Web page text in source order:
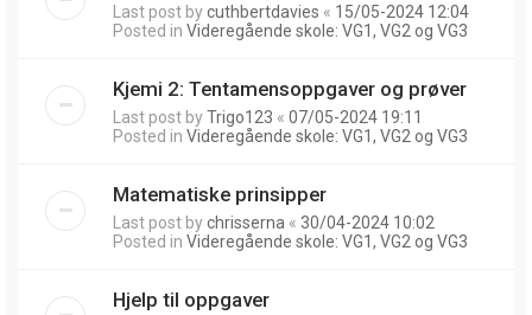
Last post bycuthbertdavies « 15/05-2024 12:04
Posted in Videregående skole: VG1, VG2 og VG3
Kjemi 2: Tentamensoppgaver og prøver
Last post byTrigo123 « 07/05-2024 19:11
Posted in Videregående skole: VG1, VG2 og VG3
Matematiske prinsipper
Last post bychrisserna « 30/04-2024 10:02
Posted in Videregående skole: VG1, VG2 og VG3
Hjelp til oppgaver